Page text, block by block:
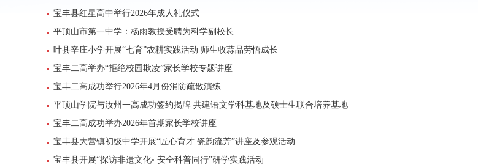
宝丰县红星高中举行2026年成人礼仪式
平顶山市第一中学：杨雨教授受聘为科学副校长
叶县辛庄小学开展“七育”农耕实践活动 师生收蒜品劳悟成长
宝丰二高举办“拒绝校园欺凌”家长学校专题讲座
宝丰二高成功举行2026年4月份消防疏散演练
平顶山学院与汝州一高成功签约揭牌 共建语文学科基地及硕士生联合培养基地
宝丰二高成功举办2026年首期家长学校讲座
宝丰县大营镇初级中学开展“匠心育才 瓷韵流芳”讲座及参观活动
宝丰县开展“探访非遗文化• 安全科普同行”研学实践活动